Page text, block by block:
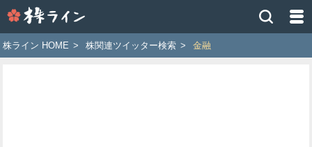
イ
ン
株ライン HOME > 株関連ツイッター検索 > 金融